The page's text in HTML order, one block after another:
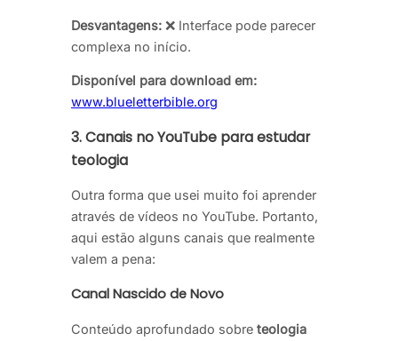
Desvantagens: ❌ Interface pode parecer
complexa no início.
Disponível para download em:
www.blueletterbible.org
3. Canais no YouTube para estudar
teologia
Outra forma que usei muito foi aprender
através de vídeos no YouTube. Portanto,
aqui estão alguns canais que realmente
valem a pena:
Canal Nascido de Novo
Conteúdo aprofundado sobre teologia